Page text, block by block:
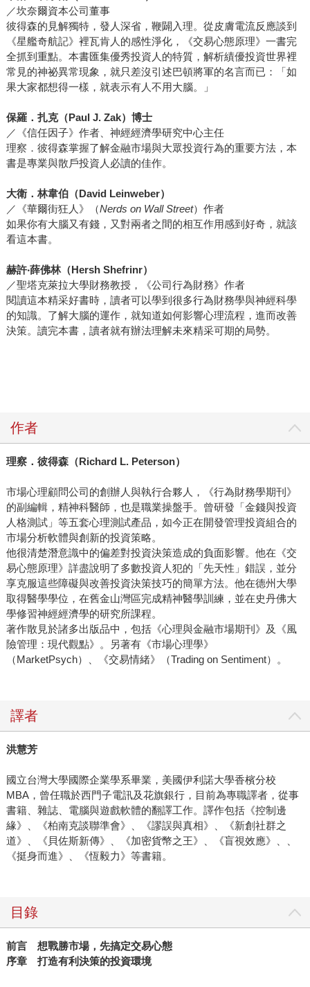
／坎奈爾資本公司董事
彼得森的見解獨特，發人深省，鞭闢入理。從皮膚電流反應談到
《星艦奇航記》裡瓦肯人的感性淨化，《交易心態原理》一書完
全抓到重點。本書匯集優秀投資人的特質，解析績優投資世界裡
常見的神祕異常現象，就只差沒引述巴頓將軍的名言而已：「如
果大家都想得一樣，就表示有人不用大腦。」
保羅．扎克（Paul J. Zak）博士
／《信任因子》作者、神經經濟學研究中心主任
理察．彼得森掌握了解金融市場與大眾投資行為的重要方法，本
書是專業與散戶投資人必讀的佳作。
大衛．林韋伯（David Leinweber）
／《華爾街狂人》（Nerds on Wall Street）作者
如果你有大腦又有錢，又對兩者之間的相互作用感到好奇，就該
看這本書。
赫許‧薛佛林（Hersh Shefrinr）
／聖塔克萊拉大學財務教授，《公司行為財務》作者
閱讀這本精采好書時，讀者可以學到很多行為財務學與神經科學
的知識。了解大腦的運作，就知道如何影響心理流程，進而改善
決策。讀完本書，讀者就有辦法理解未來精采可期的局勢。
作者
理察．彼得森（Richard L. Peterson）
市場心理顧問公司的創辦人與執行合夥人，《行為財務學期刊》
的副編輯，精神科醫師，也是職業操盤手。曾研發「金錢與投資
人格測試」等五套心理測試產品，如今正在開發管理投資組合的
市場分析軟體與創新的投資策略。
他很清楚潛意識中的偏差對投資決策造成的負面影響。他在《交
易心態原理》詳盡說明了多數投資人犯的「先天性」錯誤，並分
享克服這些障礙與改善投資決策技巧的簡單方法。他在德州大學
取得醫學學位，在舊金山灣區完成精神醫學訓練，並在史丹佛大
學修習神經經濟學的研究所課程。
著作散見於諸多出版品中，包括《心理與金融市場期刊》及《風
險管理：現代觀點》。另著有《市場心理學》
（MarketPsych）、《交易情緒》（Trading on Sentiment）。
譯者
洪慧芳
國立台灣大學國際企業學系畢業，美國伊利諾大學香檳分校
MBA，曾任職於西門子電訊及花旗銀行，目前為專職譯者，從事
書籍、雜誌、電腦與遊戲軟體的翻譯工作。譯作包括《控制邊
緣》、《柏南克談聯準會》、《謬誤與真相》、《新創社群之
道》、《貝佐斯新傳》、《加密貨幣之王》、《盲視效應》、、
《挺身而進》、《恆毅力》等書籍。
目錄
前言 想戰勝市場，先搞定交易心態
序章 打造有利決策的投資環境